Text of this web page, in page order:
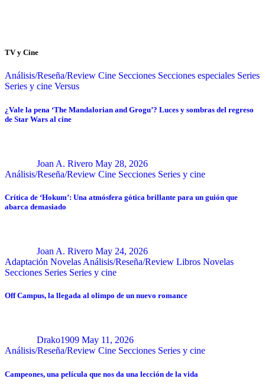
TV y Cine
Análisis/Reseña/Review Cine Secciones Secciones especiales Series
Series y cine Versus
¿Vale la pena ‘The Mandalorian and Grogu’? Luces y sombras del regreso
de Star Wars al cine
Joan A. Rivero May 28, 2026
Análisis/Reseña/Review Cine Secciones Series y cine
Crítica de ‘Hokum’: Una atmósfera gótica brillante para un guión que
abarca demasiado
Joan A. Rivero May 24, 2026
Adaptación Novelas Análisis/Reseña/Review Libros Novelas
Secciones Series Series y cine
Off Campus, la llegada al olimpo de un nuevo romance
Drako1909 May 11, 2026
Análisis/Reseña/Review Cine Secciones Series y cine
Campeones, una película que nos da una lección de la vida